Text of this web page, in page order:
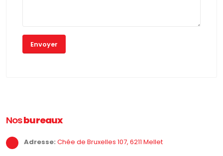
Nosbureaux
Adresse: Chée de Bruxelles 107, 6211 Mellet